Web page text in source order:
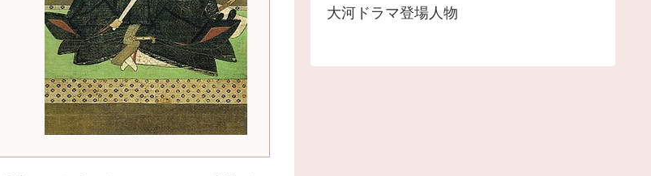
大河ドラマ登場人物